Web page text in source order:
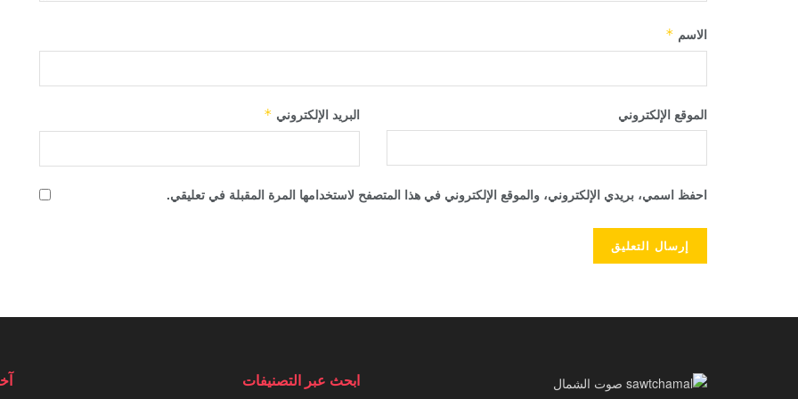
الاسم *
البريد الإلكتروني * الموقع الإلكتروني
احفظ اسمي، بريدي الإلكتروني، والموقع الإلكتروني في هذا المتصفح لاستخدامها المرة المقبلة في تعليقي.
ابحث عبر التصنيفات